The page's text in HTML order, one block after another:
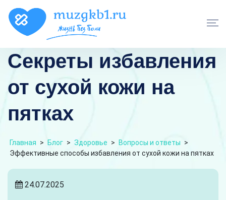
Секреты избавления
от сухой кожи на
пятках
Главная > Блог > Здоровье > Вопросы и ответы >
Эффективные способы избавления от сухой кожи на пятках
24.07.2025